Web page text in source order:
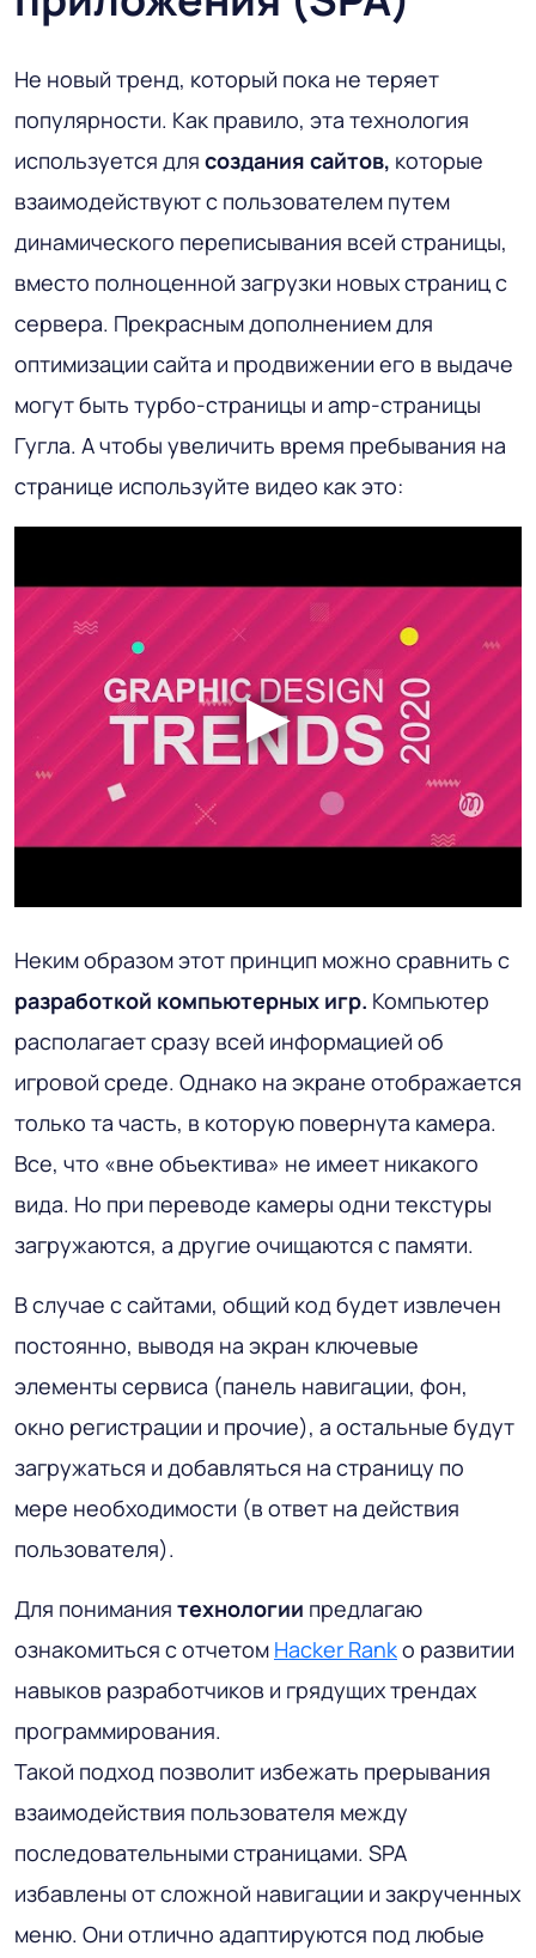
Не новый тренд, который пока не теряет
популярности. Как правило, эта технология
используется для создания сайтов, которые
взаимодействуют с пользователем путем
динамического переписывания всей страницы,
вместо полноценной загрузки новых страниц с
сервера. Прекрасным дополнением для
оптимизации сайта и продвижении его в выдаче
могут быть турбо-страницы и amp-страницы
Гугла. А чтобы увеличить время пребывания на
странице используйте видео как это:
Неким образом этот принцип можно сравнить с
разработкой компьютерных игр. Компьютер
располагает сразу всей информацией об
игровой среде. Однако на экране отображается
только та часть, в которую повернута камера.
Все, что «вне объектива» не имеет никакого
вида. Но при переводе камеры одни текстуры
загружаются, а другие очищаются с памяти.
В случае с сайтами, общий код будет извлечен
постоянно, выводя на экран ключевые
элементы сервиса (панель навигации, фон,
окно регистрации и прочие), а остальные будут
загружаться и добавляться на страницу по
мере необходимости (в ответ на действия
пользователя).
Для понимания технологии предлагаю
ознакомиться с отчетом Hacker Rankо развитии
навыков разработчиков и грядущих трендах
программирования.
Такой подход позволит избежать прерывания
взаимодействия пользователя между
последовательными страницами. SPA
избавлены от сложной навигации и закрученных
меню. Они отлично адаптируются под любые